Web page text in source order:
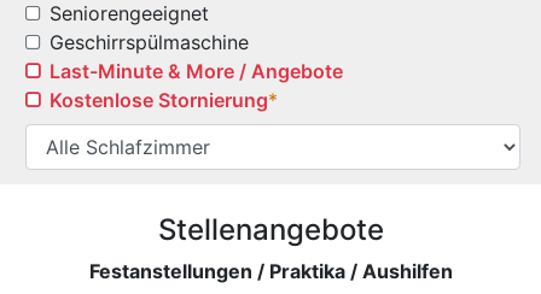
Seniorengeeignet
Geschirrspülmaschine
Last-Minute & More / Angebote
Kostenlose Stornierung*
Stellenangebote
Festanstellungen / Praktika / Aushilfen